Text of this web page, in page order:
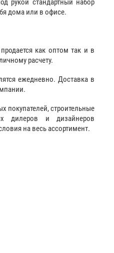
рукой стандартный набор
дома или в офисе.
как оптом так и в
расчету.
ежедневно. Доставка в
покупателей, строительные
дилеров и дизайнеров
на весь ассортимент.